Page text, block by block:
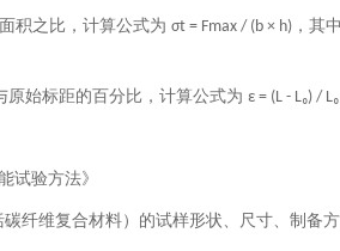
积之比，计算公式为 σt = Fmax / (b × h) ，其中
原始标距的百分比，计算公式为 ε = (L - L₀) /
试验方法》
纤维复合材料）的试样形状、尺寸、制备